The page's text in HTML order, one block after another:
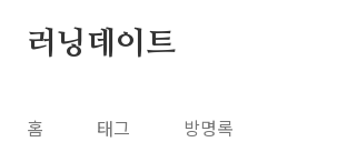
러닝데이트
홈 태그 방명록